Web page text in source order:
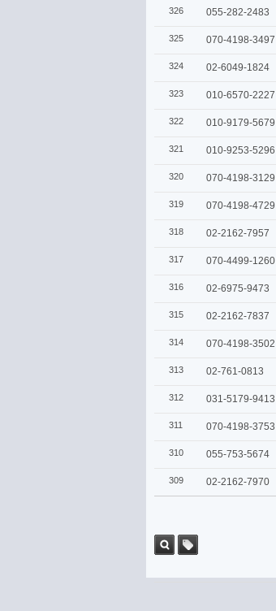
326 055-282-2483
325 070-4198-3497
324 02-6049-1824
323 010-6570-2227
322 010-9179-5679
321 010-9253-5296
320 070-4198-3129
319 070-4198-4729
318 02-2162-7957
317 070-4499-1260
316 02-6975-9473
315 02-2162-7837
314 070-4198-3502
313 02-761-0813
312 031-5179-9413
311 070-4198-3753
310 055-753-5674
309 02-2162-7970